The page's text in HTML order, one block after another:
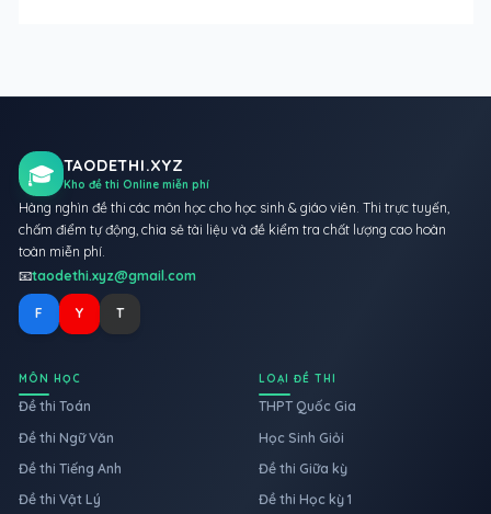
🎓 TAODETHI.XYZ
Kho đề thi Online miễn phí
Hàng nghìn đề thi các môn học cho học sinh & giáo viên. Thi trực tuyến,
chấm điểm tự động, chia sẻ tài liệu và đề kiểm tra chất lượng cao hoàn
toàn miễn phí.
📧taodethi.xyz@gmail.com
F Y T
MÔN HỌC
Đề thi Toán
Đề thi Ngữ Văn
Đề thi Tiếng Anh
Đề thi Vật Lý
LOẠI ĐỀ THI
THPT Quốc Gia
Học Sinh Giỏi
Đề thi Giữa kỳ
Đề thi Học kỳ 1